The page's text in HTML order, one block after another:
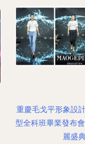
重慶毛戈平形象設
型全科班畢業發布
麗盛